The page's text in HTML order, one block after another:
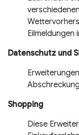
Eilmeldungen
Datenschutz und
Shopping
Diese